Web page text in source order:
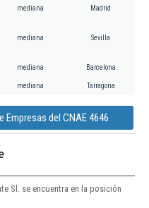
mediana Madrid
mediana Sevilla
mediana Barcelona
mediana Tarragona
Empresas del CNAE 4646
Sl. se encuentra en la posición